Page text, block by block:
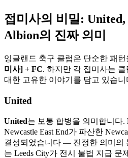
접미사의 비밀: United,
Albion의 진짜 의미
잉글랜드 축구 클럽은 단순한 패턴
미사] + FC. 하지만 각 접미사는
대한 고유한 이야기를 담고 있습니
United
United는 보통 합병을 의미합니다.
Newcastle East End가 파산한
결성되었습니다 — 진정한 의미의
는 Leeds City가 전시 불법 지급 문